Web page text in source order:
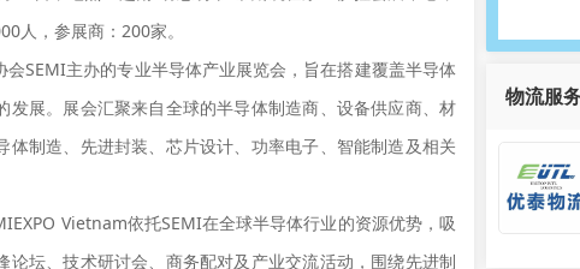
人，参展商：200家。
SEMI主办的专业半导体产业展览会，旨在搭建覆盖半导体
展。展会汇聚来自全球的半导体制造商、设备供应商、材
制造、先进封装、芯片设计、功率电子、智能制造及相关
Vietnam依托SEMI在全球半导体行业的资源优势，吸
坛、技术研讨会、商务配对及产业交流活动，围绕先进制
物流服